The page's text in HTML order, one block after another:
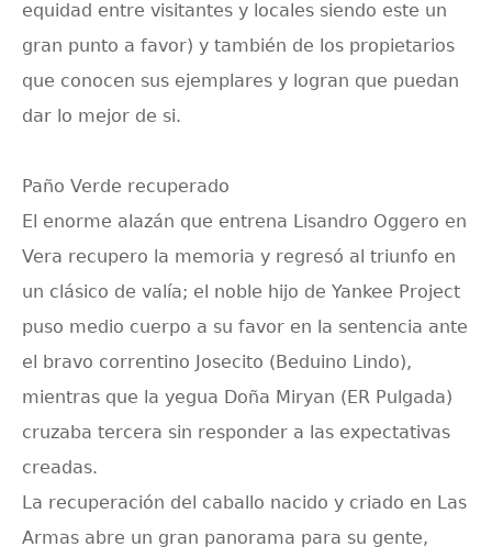
equidad entre visitantes y locales siendo este un
gran punto a favor) y también de los propietarios
que conocen sus ejemplares y logran que puedan
dar lo mejor de si.
Paño Verde recuperado
El enorme alazán que entrena Lisandro Oggero en
Vera recupero la memoria y regresó al triunfo en
un clásico de valía; el noble hijo de Yankee Project
puso medio cuerpo a su favor en la sentencia ante
el bravo correntino Josecito (Beduino Lindo),
mientras que la yegua Doña Miryan (ER Pulgada)
cruzaba tercera sin responder a las expectativas
creadas.
La recuperación del caballo nacido y criado en Las
Armas abre un gran panorama para su gente,